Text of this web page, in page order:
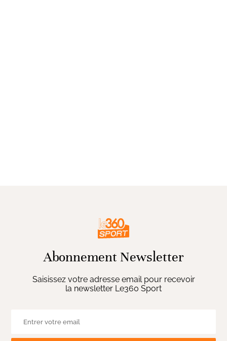
Abonnement Newsletter
Saisissez votre adresse email pour recevoir
la newsletter Le360 Sport